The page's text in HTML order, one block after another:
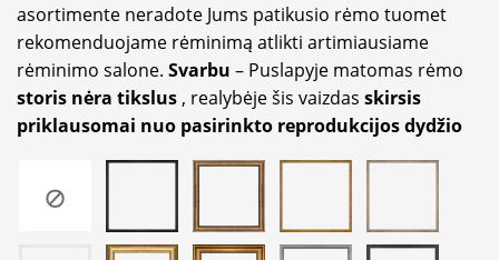
asortimente neradote Jums patikusio rėmo tuomet
rekomenduojame rėminimą atlikti artimiausiame
rėminimo salone. Svarbu – Puslapyje matomas rėmo
storis nėra tikslus , realybėje šis vaizdas skirsis
priklausomai nuo pasirinkto reprodukcijos dydžio